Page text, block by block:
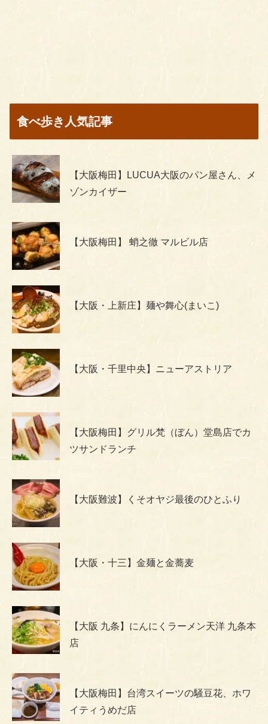
食べ歩き人気記事
【大阪梅田】LUCUA大阪のパン屋さん、メ
ゾンカイザー
【大阪梅田】 蛸之徹 マルビル店
【大阪・上新庄】麺や舞心(まいこ)
【大阪・千里中央】ニューアストリア
【大阪梅田】グリル梵（ぼん）堂島店でカ
ツサンドランチ
【大阪難波】くそオヤジ最後のひとふり
【大阪・十三】金麺と金蕎麦
【大阪 九条】にんにくラーメン天洋 九条本
店
【大阪梅田】台湾スイーツの騒豆花、ホワ
イティうめだ店